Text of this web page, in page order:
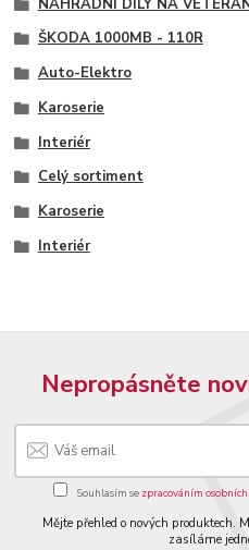
ŠKODA 1000MB - 110R
Auto-Elektro
Karoserie
Interiér
Celý sortiment
Karoserie
Interiér
Nepropásněte
Souhlasím se zpracováním
Mějte přehled o nových produktech.
zasíláme